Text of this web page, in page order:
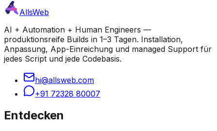
AllsWeb
AI + Automation + Human Engineers —
produktionsreife Builds in 1–3 Tagen. Installation,
Anpassung, App-Einreichung und managed Support für
jedes Script und jede Codebasis.
hi@allsweb.com
+91 72328 80007
Entdecken